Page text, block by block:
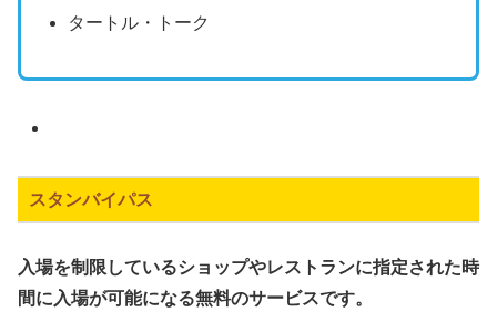
タートル・トーク
スタンバイパス
入場を制限しているショップやレストランに指定された時
間に入場が可能になる無料のサービスです。